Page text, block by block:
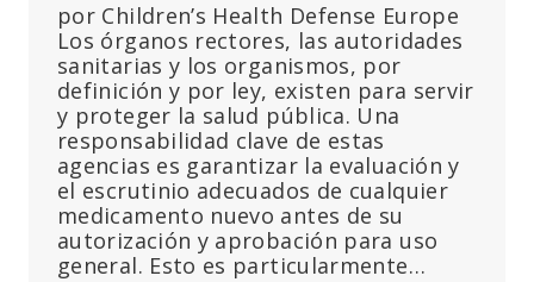
por Children’s Health Defense Europe
Los órganos rectores, las autoridades
sanitarias y los organismos, por
definición y por ley, existen para servir
y proteger la salud pública. Una
responsabilidad clave de estas
agencias es garantizar la evaluación y
el escrutinio adecuados de cualquier
medicamento nuevo antes de su
autorización y aprobación para uso
general. Esto es particularmente…